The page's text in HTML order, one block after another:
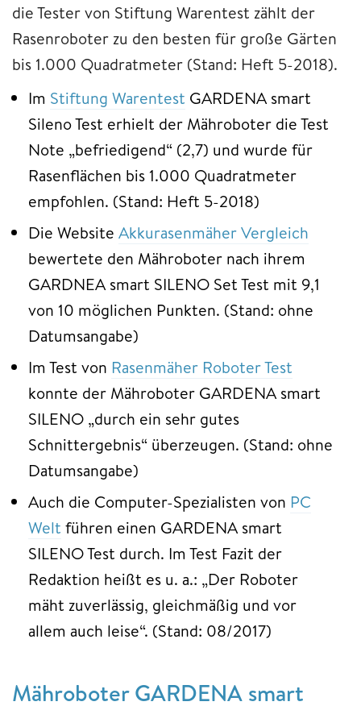
die Tester von Stiftung Warentest zählt der
Rasenroboter zu den besten für große Gärten
bis 1.000 Quadratmeter (Stand: Heft 5-2018).
Im Stiftung Warentest GARDENA smart
Sileno Test erhielt der Mähroboter die Test
Note „befriedigend“ (2,7) und wurde für
Rasenflächen bis 1.000 Quadratmeter
empfohlen. (Stand: Heft 5-2018)
Die Website Akkurasenmäher Vergleich
bewertete den Mähroboter nach ihrem
GARDNEA smart SILENO Set Test mit 9,1
von 10 möglichen Punkten. (Stand: ohne
Datumsangabe)
Im Test von Rasenmäher Roboter Test
konnte der Mähroboter GARDENA smart
SILENO „durch ein sehr gutes
Schnittergebnis“ überzeugen. (Stand: ohne
Datumsangabe)
Auch die Computer-Spezialisten von PC
Welt führen einen GARDENA smart
SILENO Test durch. Im Test Fazit der
Redaktion heißt es u. a.: „Der Roboter
mäht zuverlässig, gleichmäßig und vor
allem auch leise“. (Stand: 08/2017)
Mähroboter GARDENA smart